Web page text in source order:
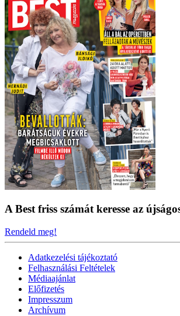
A Best friss számát keresse az
Rendeld meg!
Adatkezelési tájékoztató
Felhasználási Feltételek
Médiaajánlat
Előfizetés
Impresszum
Archívum